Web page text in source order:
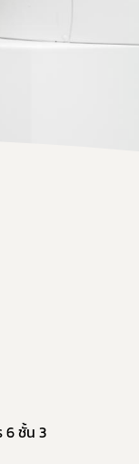
ระเบียบคณะกร
คำสั่งสำนักงา
6 ชั้น 3